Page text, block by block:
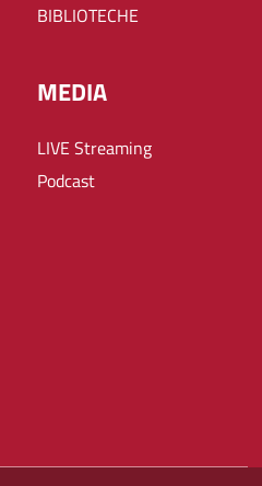
BIBLIOTECHE
MEDIA
LIVE Streaming
Podcast